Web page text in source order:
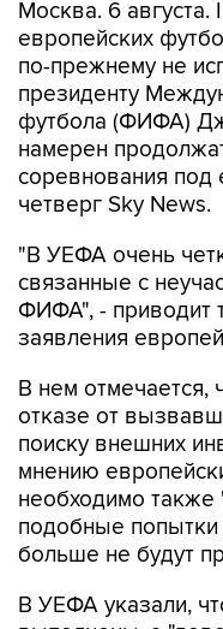
Москва. 6 августа.
европейских
по-прежнему не
президенту
футбола (ФИФА)
намерен
соревнования под
четверг Sky News.
"В УЕФА очень
связанные с
ФИФА", - приводит
заявления
В нем
отказе от
поиску внешних
мнению
необходимо также
подобные попытки
больше не будут
В УЕФА указали,